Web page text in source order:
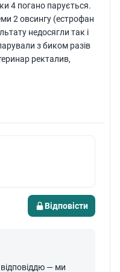
в період після
зміни в
після отелення.
профілактика
маститу та
молока. Якщо ж
симптоми, радимо не
4 погано парується.
2 овсингу (естрофан
недосягли так і
з биком разів
ректалив,
вколов вітамін та
наша корівка
Відповісти
— ми